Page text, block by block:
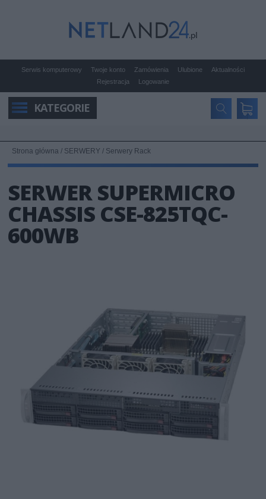
Serwis komputerowy Twoje konto Zamówienia Ulubione
Aktualności
Rejestracja
Logowanie
KATEGORIE
Strona główna / SERWERY / Serwery Rack
SERWER SUPERMICRO
CHASSIS CSE-825TQC-
600WB